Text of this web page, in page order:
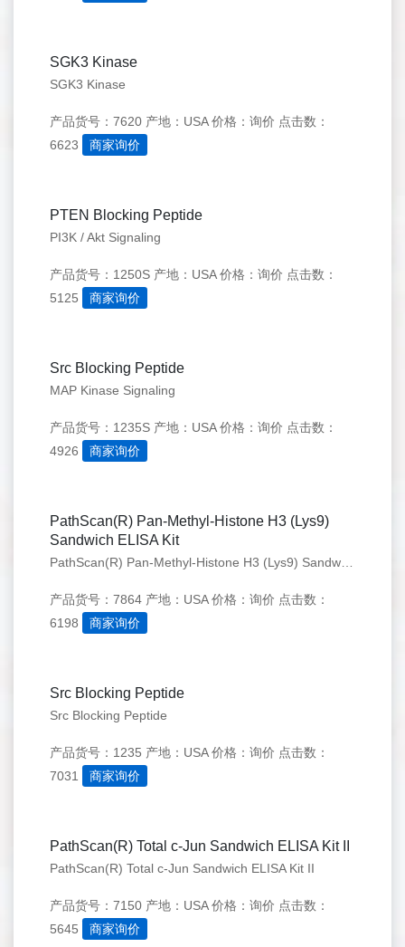
SGK3 Kinase
SGK3 Kinase
产品货号：7620 产地：USA 价格：询价 点击数：
6623
商家询价
PTEN Blocking Peptide
PI3K / Akt Signaling
产品货号：1250S 产地：USA 价格：询价 点击数：
5125
商家询价
Src Blocking Peptide
MAP Kinase Signaling
产品货号：1235S 产地：USA 价格：询价 点击数：
4926
商家询价
PathScan(R) Pan-Methyl-Histone H3 (Lys9)
Sandwich ELISA Kit
产品货号：7864 产地：USA 价格：询价 点击数：
6198
商家询价
Src Blocking Peptide
Src Blocking Peptide
产品货号：1235 产地：USA 价格：询价 点击数：
7031
商家询价
PathScan(R) Total c-Jun Sandwich ELISA Kit II
PathScan(R) Total c-Jun Sandwich ELISA Kit II
产品货号：7150 产地：USA 价格：询价 点击数：
5645
商家询价